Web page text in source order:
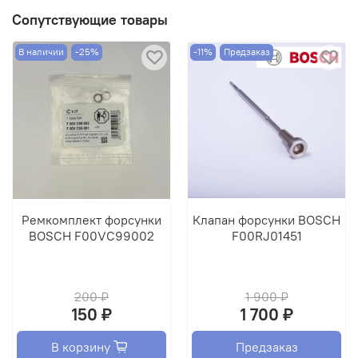
ВНИМАНИЕ!!! ДАННЫЙ ТОВАР ПРОДАЕТСЯ ТОЛЬКО В
ОБМЕН НА НЕИСПРАВНЫЕ ФОРСУНКИ!!!
Сопутствующие товары
В наличии -25%
Ремкомплект форсунки
BOSCH F00VC99002
200 ₽
150 ₽
В корзину
-11% Предзаказ
Клапан форсунки BOSCH
F00RJ01451
1 900 ₽
1 700 ₽
Предзаказ